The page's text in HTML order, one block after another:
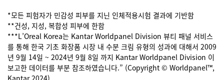
*모든 피험자가 민감성 피부를 지닌 인체적용시험 결과에 기반함
**건성, 지성, 복합성 피부에 한함
***L’Oreal Korea는 Kantar Worldpanel Division 뷰티 패널 서비스
를 통해 한국 기초 화장품 시장 내 수분 크림 유형의 성과에 대해서 2009
년 9월 14일 ~ 2024년 9월 8일 까지 Kantar Worldpanel Division 이
보고한 데이터를 부분 참조하였습니다.” (Copyright © Worldpanel™,